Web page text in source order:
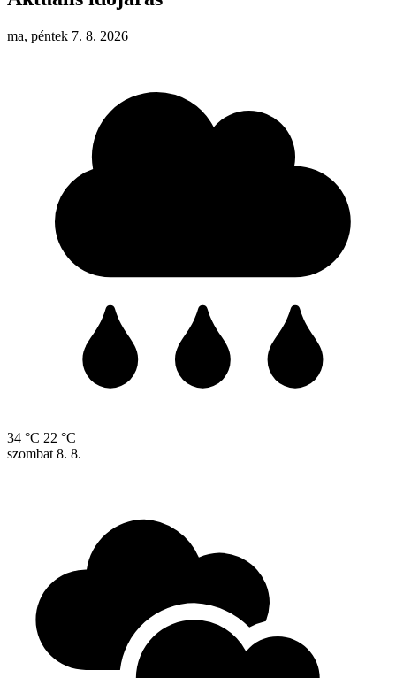
ma, péntek 7. 8. 2026
34 °C 22 °C
szombat 8. 8.